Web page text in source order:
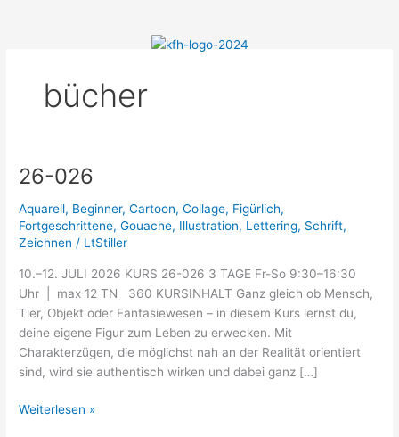
bücher
26-026
Aquarell, Beginner,Cartoon,Collage, Figürlich,
Fortgeschrittene,Gouache, Illustration, Lettering, Schrift,
Zeichnen / LtStiller
10.–12. JULI 2026 KURS 26-026 3 TAGE Fr-So 9:30–16:30
Uhr | max 12 TN 360 KURSINHALT Ganz gleich ob Mensch,
Tier, Objekt oder Fantasiewesen – in diesem Kurs lernst du,
deine eigene Figur zum Leben zu erwecken. Mit
Charakterzügen, die möglichst nah an der Realität orientiert
sind, wird sie authentisch wirken und dabei ganz […]
26-
Weiterlesen »